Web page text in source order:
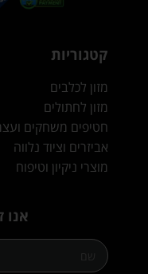
קטגוריות
מזון לכלבים
מזון לחתולים
חטיפים משחקים
אביזרים וציוד נלווה
מוצרי ניקיון וטיפוח
אנו